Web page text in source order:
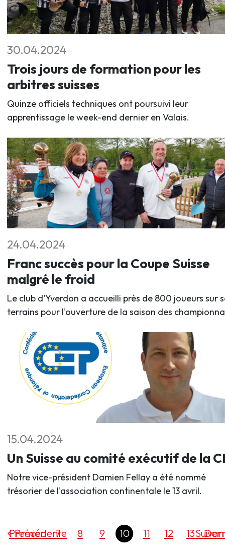
30.04.2024
Trois jours de formation pour les
arbitres suisses
Quinze officiels techniques ont poursuivi leur
apprentissage le week-end dernier en Valais.
24.04.2024
Franc succès pour la Coupe Suisse
malgré le froid
Le club d'Yverdon a accueilli près de 800 joueurs sur
terrains pour l'ouverture de la saison des
15.04.2024
Un Suisse au comité exécutif de la
Notre vice-président Damien Fellay a été nommé
trésorier de l'association continentale le 13 avril.
Précédente
Premier 7 8 9 10 11 12 13